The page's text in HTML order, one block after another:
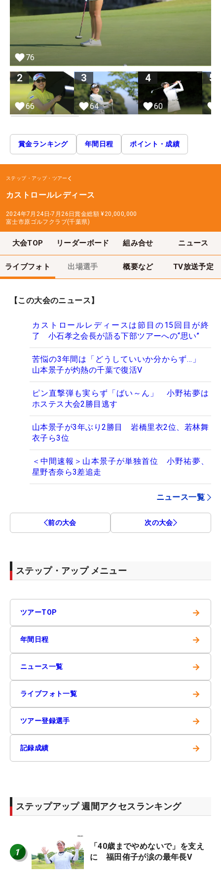
76
2
66
3
64
4
60
5
賞金ランキング 年間日程 ポイント・成績
ステップ・アップ・ツアー
カストロールレディース
2024年7月24日-7月26日賞金総額 ¥20,000,000
富士市原ゴルフクラブ(千葉県)
大会TOP リーダーボード 組み合せ ニュース
ライブフォト 出場選手 概要など TV放送予定
【この大会のニュース】
カストロールレディースは節目の15回目が終
了 小石孝之会長が語る下部ツアーへの“思い”
苦悩の3年間は「どうしていいか分からず…」
山本景子が灼熱の千葉で復活V
ピン直撃弾も実らず「ばい～ん」 小野祐夢は
ホステス大会2勝目逃す
山本景子が3年ぶり2勝目 岩橋里衣2位、若林舞
衣子ら3位
＜中間速報＞山本景子が単独首位 小野祐夢、
星野杏奈ら3差追走
ニュース一覧
前の大会 次の大会
ステップ・アップ メニュー
ツアーTOP →
年間日程 →
ニュース一覧 →
ライブフォト一覧 →
ツアー登録選手 →
記録成績 →
ステップアップ 週間アクセスランキング
1
「40歳までやめないで」を支え
に 福田侑子が涙の最年長V